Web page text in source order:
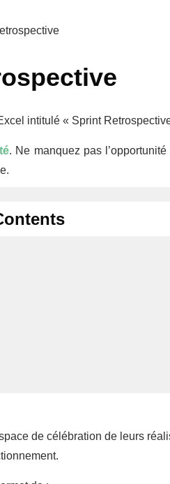
intitulé « Sprint
. Ne manquez pas
de célébration de leurs